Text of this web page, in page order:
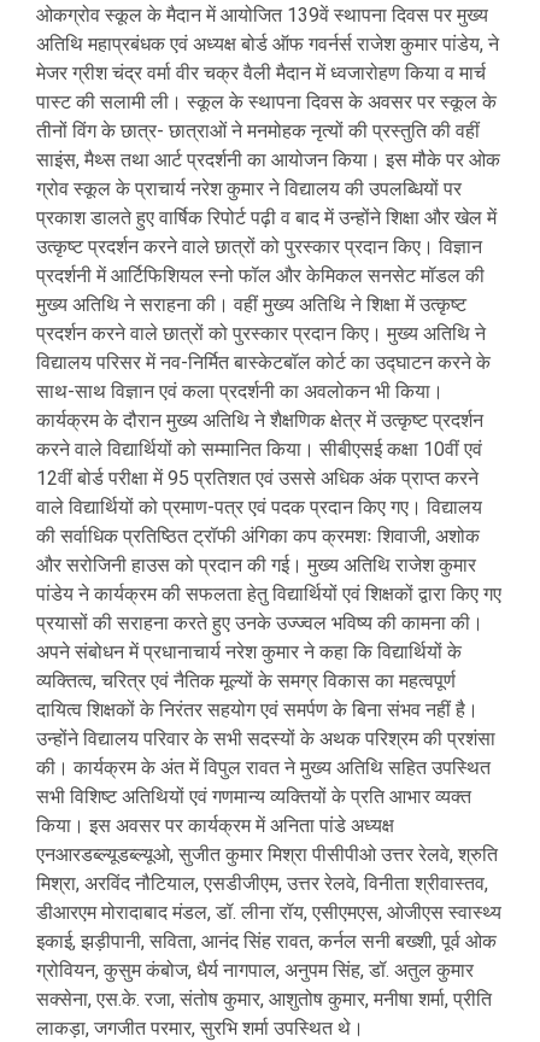
ओकग्रोव स्कूल के मैदान में आयोजित 139वें स्थापना दिवस पर मुख्य
अतिथि महाप्रबंधक एवं अध्यक्ष बोर्ड ऑफ गवर्नर्स राजेश कुमार पांडेय, ने
मेजर ग्रीश चंद्र वर्मा वीर चक्र वैली मैदान में ध्वजारोहण किया व मार्च
पास्ट की सलामी ली। स्कूल के स्थापना दिवस के अवसर पर स्कूल के
तीनों विंग के छात्र- छात्राओं ने मनमोहक नृत्यों की प्रस्तुति की वहीं
साइंस, मैथ्स तथा आर्ट प्रदर्शनी का आयोजन किया। इस मौके पर ओक
ग्रोव स्कूल के प्राचार्य नरेश कुमार ने विद्यालय की उपलब्धियों पर
प्रकाश डालते हुए वार्षिक रिपोर्ट पढ़ी व बाद में उन्होंने शिक्षा और खेल में
उत्कृष्ट प्रदर्शन करने वाले छात्रों को पुरस्कार प्रदान किए। विज्ञान
प्रदर्शनी में आर्टिफिशियल स्नो फॉल और केमिकल सनसेट मॉडल की
मुख्य अतिथि ने सराहना की। वहीं मुख्य अतिथि ने शिक्षा में उत्कृष्ट
प्रदर्शन करने वाले छात्रों को पुरस्कार प्रदान किए। मुख्य अतिथि ने
विद्यालय परिसर में नव-निर्मित बास्केटबॉल कोर्ट का उद्घाटन करने के
साथ-साथ विज्ञान एवं कला प्रदर्शनी का अवलोकन भी किया।
कार्यक्रम के दौरान मुख्य अतिथि ने शैक्षणिक क्षेत्र में उत्कृष्ट प्रदर्शन
करने वाले विद्यार्थियों को सम्मानित किया। सीबीएसई कक्षा 10वीं एवं
12वीं बोर्ड परीक्षा में 95 प्रतिशत एवं उससे अधिक अंक प्राप्त करने
वाले विद्यार्थियों को प्रमाण-पत्र एवं पदक प्रदान किए गए। विद्यालय
की सर्वाधिक प्रतिष्ठित ट्रॉफी अंगिका कप क्रमशः शिवाजी, अशोक
और सरोजिनी हाउस को प्रदान की गई। मुख्य अतिथि राजेश कुमार
पांडेय ने कार्यक्रम की सफलता हेतु विद्यार्थियों एवं शिक्षकों द्वारा किए गए
प्रयासों की सराहना करते हुए उनके उज्ज्वल भविष्य की कामना की।
अपने संबोधन में प्रधानाचार्य नरेश कुमार ने कहा कि विद्यार्थियों के
व्यक्तित्व, चरित्र एवं नैतिक मूल्यों के समग्र विकास का महत्वपूर्ण
दायित्व शिक्षकों के निरंतर सहयोग एवं समर्पण के बिना संभव नहीं है।
उन्होंने विद्यालय परिवार के सभी सदस्यों के अथक परिश्रम की प्रशंसा
की। कार्यक्रम के अंत में विपुल रावत ने मुख्य अतिथि सहित उपस्थित
सभी विशिष्ट अतिथियों एवं गणमान्य व्यक्तियों के प्रति आभार व्यक्त
किया। इस अवसर पर कार्यक्रम में अनिता पांडे अध्यक्ष
एनआरडब्ल्यूडब्ल्यूओ, सुजीत कुमार मिश्रा पीसीपीओ उत्तर रेलवे, श्रुति
मिश्रा, अरविंद नौटियाल, एसडीजीएम, उत्तर रेलवे, विनीता श्रीवास्तव,
डीआरएम मोरादाबाद मंडल, डॉ. लीना रॉय, एसीएमएस, ओजीएस स्वास्थ्य
इकाई, झड़ीपानी, सविता, आनंद सिंह रावत, कर्नल सनी बख्शी, पूर्व ओक
ग्रोवियन, कुसुम कंबोज, धैर्य नागपाल, अनुपम सिंह, डॉ. अतुल कुमार
सक्सेना, एस.के. रजा, संतोष कुमार, आशुतोष कुमार, मनीषा शर्मा, प्रीति
लाकड़ा, जगजीत परमार, सुरभि शर्मा उपस्थित थे।